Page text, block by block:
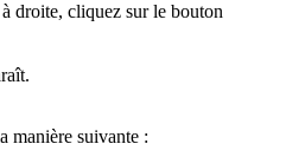
droite, cliquez sur le bouton
manière suivante :